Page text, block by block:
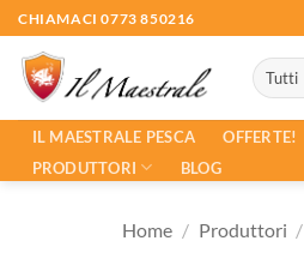
Salta
ai
contenuti
CHIAMACI 0773 850216
IL MAESTRALE PESCA OFFERTE!
PRODUTTORI
BLOG
Home / Produttori /